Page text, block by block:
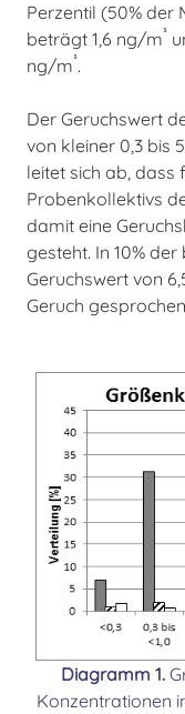
Perzentil (50% der
beträgt 1,6 ng/m³
ng/m³.
Der Geruchswert
von kleiner 0,3 bis
leitet sich ab,
Probenkollektivs
damit eine
gesteht. In 10%
Geruchswert von
Geruch
Diagramm 1.
Konzentrationen